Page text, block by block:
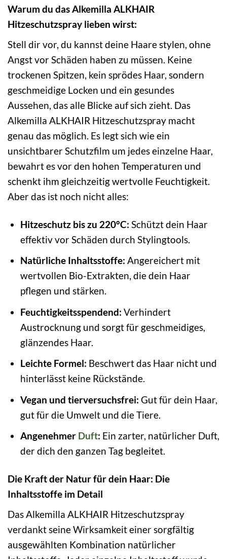
Warum du das Alkemilla ALKHAIR
Hitzeschutzspray lieben wirst:
Stell dir vor, du kannst deine Haare stylen, ohne
Angst vor Schäden haben zu müssen. Keine
trockenen Spitzen, kein sprödes Haar, sondern
geschmeidige Locken und ein gesundes
Aussehen, das alle Blicke auf sich zieht. Das
Alkemilla ALKHAIR Hitzeschutzspray macht
genau das möglich. Es legt sich wie ein
unsichtbarer Schutzfilm um jedes einzelne Haar,
bewahrt es vor den hohen Temperaturen und
schenkt ihm gleichzeitig wertvolle Feuchtigkeit.
Aber das ist noch nicht alles:
Hitzeschutz bis zu 220°C: Schützt dein Haar
effektiv vor Schäden durch Stylingtools.
Natürliche Inhaltsstoffe: Angereichert mit
wertvollen Bio-Extrakten, die dein Haar
pflegen und stärken.
Feuchtigkeitsspendend: Verhindert
Austrocknung und sorgt für geschmeidiges,
glänzendes Haar.
Leichte Formel: Beschwert das Haar nicht und
hinterlässt keine Rückstände.
Vegan und tierversuchsfrei: Gut für dein Haar,
gut für die Umwelt und die Tiere.
Angenehmer Duft: Ein zarter, natürlicher Duft,
der dich den ganzen Tag begleitet.
Die Kraft der Natur für dein Haar: Die
Inhaltsstoffe im Detail
Das Alkemilla ALKHAIR Hitzeschutzspray
verdankt seine Wirksamkeit einer sorgfältig
ausgewählten Kombination natürlicher